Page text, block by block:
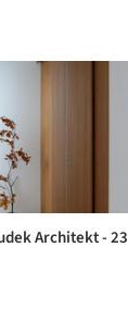
Architekt - 23